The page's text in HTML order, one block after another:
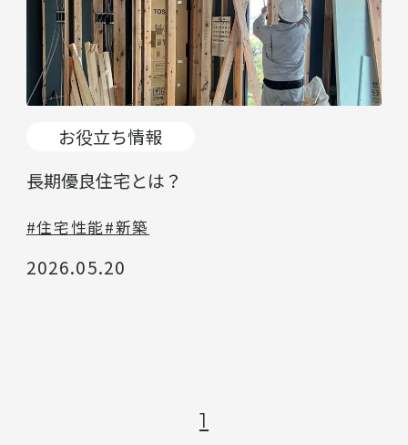
お役立ち情報
長期優良住宅とは？
#住宅性能#新築
2026.05.20
1